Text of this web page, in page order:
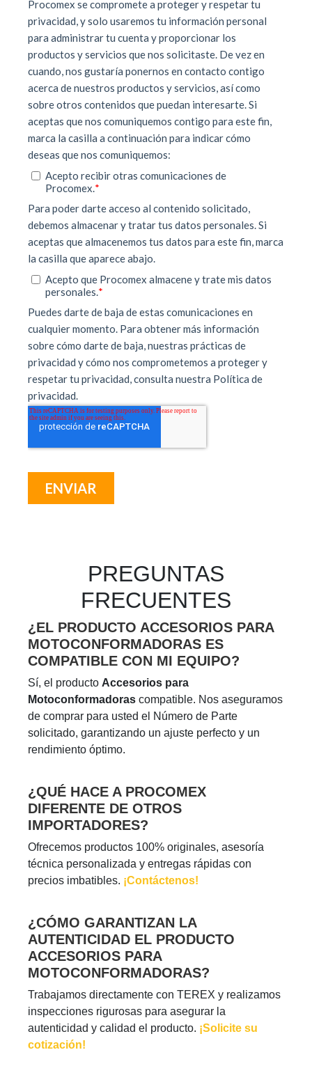
PREGUNTAS
FRECUENTES
¿EL PRODUCTO ACCESORIOS PARA
MOTOCONFORMADORAS ES
COMPATIBLE CON MI EQUIPO?
Sí, el producto Accesorios para
Motoconformadoras compatible. Nos aseguramos
de comprar para usted el Número de Parte
solicitado, garantizando un ajuste perfecto y un
rendimiento óptimo.
¿QUÉ HACE A PROCOMEX
DIFERENTE DE OTROS
IMPORTADORES?
Ofrecemos productos 100% originales, asesoría
técnica personalizada y entregas rápidas con
precios imbatibles. ¡Contáctenos!
¿CÓMO GARANTIZAN LA
AUTENTICIDAD EL PRODUCTO
ACCESORIOS PARA
MOTOCONFORMADORAS?
Trabajamos directamente con TEREX y realizamos
inspecciones rigurosas para asegurar la
autenticidad y calidad el producto. ¡Solicite su
cotización!